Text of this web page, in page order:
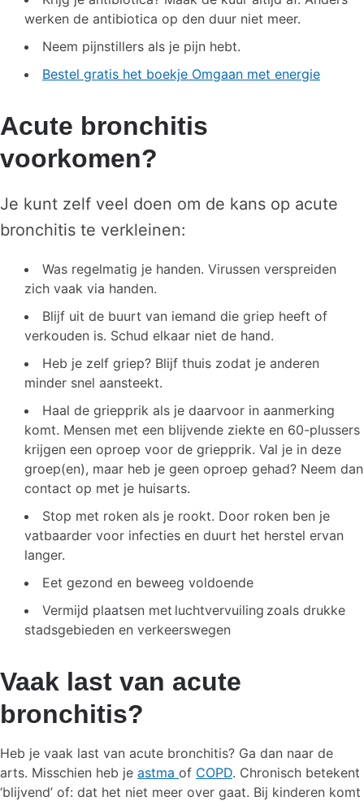
werken de antibiotica op den duur niet meer.
Neem pijnstillers als je pijn hebt.
Bestel gratis het boekje Omgaan met energie
Acute bronchitis
voorkomen?
Je kunt zelf veel doen om de kans op acute
bronchitis te verkleinen:
Was regelmatig je handen. Virussen verspreiden
zich vaak via handen.
Blijf uit de buurt van iemand die griep heeft of
verkouden is. Schud elkaar niet de hand.
Heb je zelf griep? Blijf thuis zodat je anderen
minder snel aansteekt.
Haal de griepprik als je daarvoor in aanmerking
komt. Mensen met een blijvende ziekte en 60-plussers
krijgen een oproep voor de griepprik. Val je in deze
groep(en), maar heb je geen oproep gehad? Neem dan
contact op met je huisarts.
Stop met roken als je rookt. Door roken ben je
vatbaarder voor infecties en duurt het herstel ervan
langer.
Eet gezond en beweeg voldoende
Vermijd plaatsen met luchtvervuiling zoals drukke
stadsgebieden en verkeerswegen
Vaak last van acute
bronchitis?
Heb je vaak last van acute bronchitis? Ga dan naar de
arts. Misschien heb je astma of COPD. Chronisch betekent
‘blijvend’ of: dat het niet meer over gaat. Bij kinderen komt